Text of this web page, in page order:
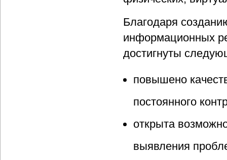
Благодаря
информационных
достигнуты
повышено
постоянного
открыта
выявления